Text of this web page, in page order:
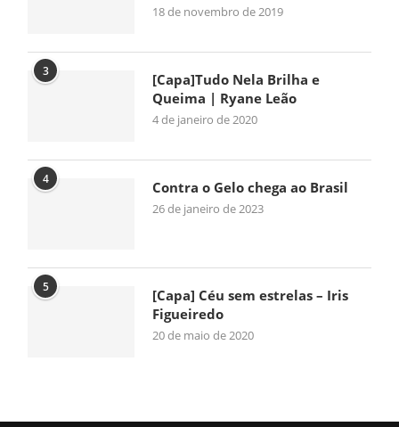
18 de novembro de 2019
3
[Capa]Tudo Nela Brilha e
Queima | Ryane Leão
4 de janeiro de 2020
4 Contra o Gelo chega ao Brasil
26 de janeiro de 2023
5
[Capa] Céu sem estrelas – Iris
Figueiredo
20 de maio de 2020